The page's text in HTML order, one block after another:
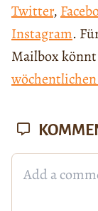
Twitter,
Instagram.
Mailbox